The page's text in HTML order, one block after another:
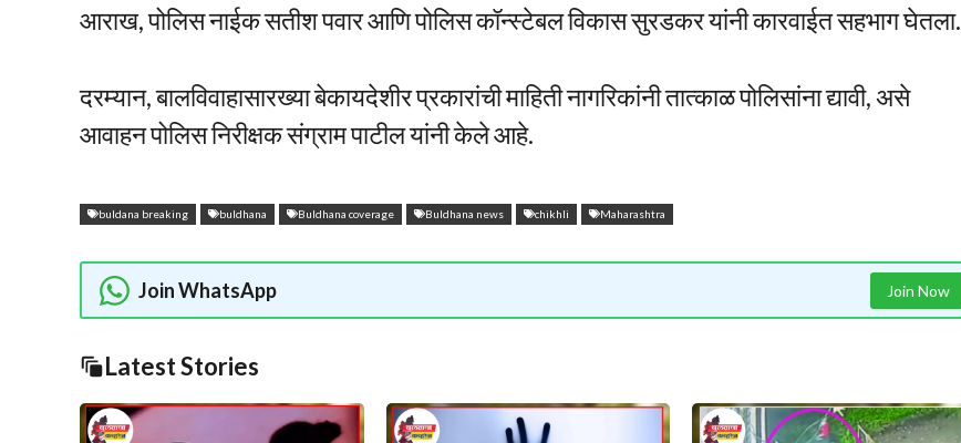
आराख, पोलिस नाईक सतीश पवार आणि पोलिस कॉन्स्टेबल विकास सुरडकर यांनी कारवाईत सहभाग घेतला.
दरम्यान, बालविवाहासारख्या बेकायदेशीर प्रकारांची माहिती नागरिकांनी तात्काळ पोलिसांना द्यावी, असे
आवाहन पोलिस निरीक्षक संग्राम पाटील यांनी केले आहे.
buldana breaking buldhana Buldhana coverage Buldhana news chikhli Maharashtra
Join WhatsApp Join Now
Latest Stories